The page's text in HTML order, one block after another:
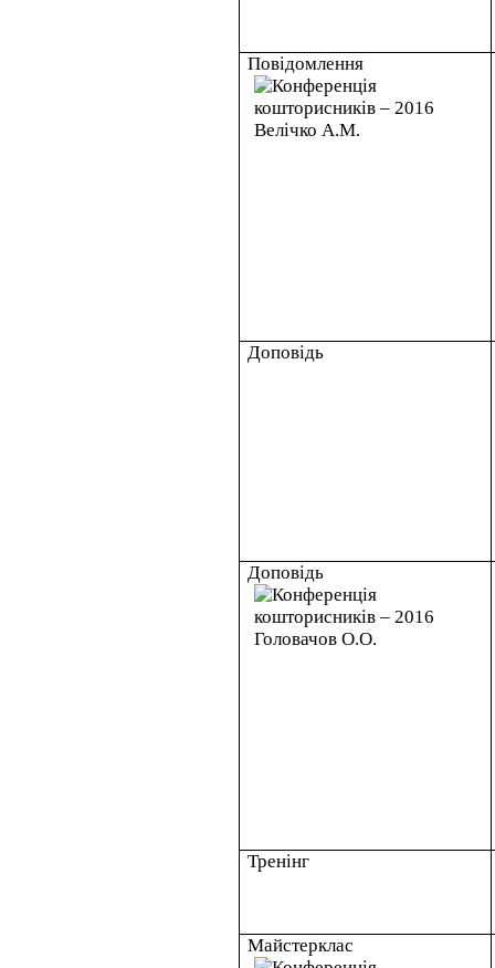
Повідомлення
Доповідь
Доповідь
Тренінг
Майстерклас